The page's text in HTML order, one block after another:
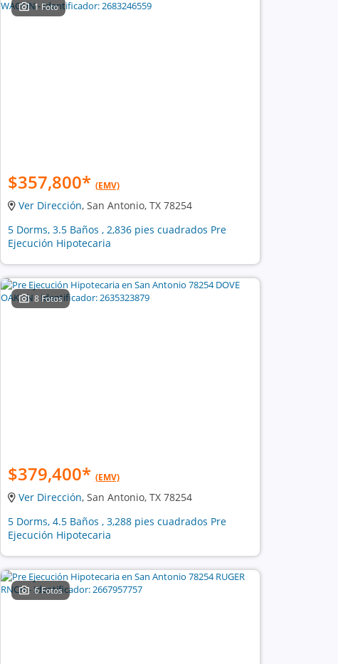
1 Foto
$357,800* (EMV)
Ver Dirección, San Antonio, TX 78254
5 Dorms, 3.5 Baños , 2,836 pies cuadrados Pre
Ejecución Hipotecaria
8 Fotos
$379,400* (EMV)
Ver Dirección, San Antonio, TX 78254
5 Dorms, 4.5 Baños , 3,288 pies cuadrados Pre
Ejecución Hipotecaria
6 Fotos